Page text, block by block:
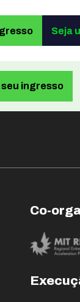
Seja
seu ingresso
Co-